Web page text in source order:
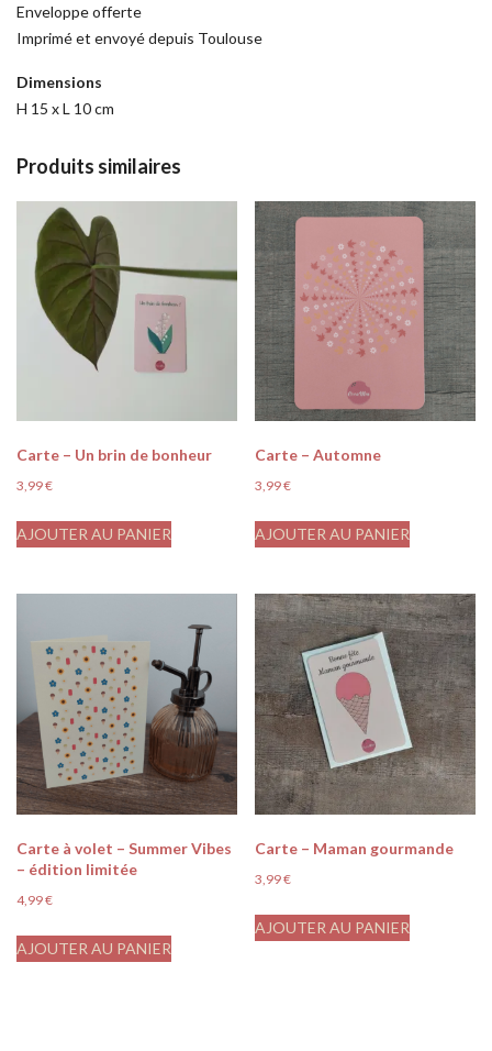
Enveloppe offerte
Imprimé et envoyé depuis Toulouse
Dimensions
H 15 x L 10 cm
Produits similaires
Carte – Un brin de bonheur
3,99€
AJOUTER AU PANIER
Carte – Automne
3,99€
AJOUTER AU PANIER
Carte à volet – Summer Vibes
– édition limitée
4,99€
AJOUTER AU PANIER
Carte – Maman gourmande
3,99€
AJOUTER AU PANIER